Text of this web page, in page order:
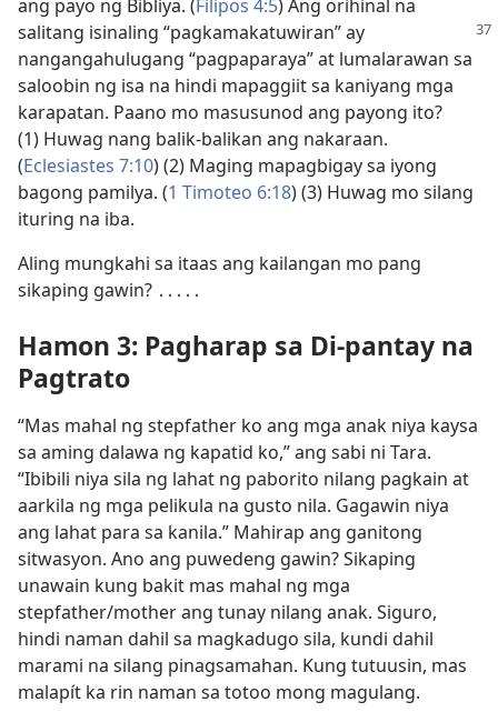
ang payo ng Bibliya. (Filipos 4:5) Ang orihinal na
salitang isinaling “pagkamakatuwiran” ay
nangangahulugang “pagpaparaya” at lumalarawan sa
saloobin ng isa na hindi mapaggiit sa kaniyang mga
karapatan. Paano mo masusunod ang payong ito?
(1) Huwag nang balik-balikan ang nakaraan.
(Eclesiastes 7:10) (2) Maging mapagbigay sa iyong
bagong pamilya. (1 Timoteo 6:18) (3) Huwag mo silang
ituring na iba.
Aling mungkahi sa itaas ang kailangan mo pang
sikaping gawin? ․․․․․
Hamon 3: Pagharap sa Di-pantay na
Pagtrato
“Mas mahal ng stepfather ko ang mga anak niya kaysa
sa aming dalawa ng kapatid ko,” ang sabi ni Tara.
“Ibibili niya sila ng lahat ng paborito nilang pagkain at
aarkila ng mga pelikula na gusto nila. Gagawin niya
ang lahat para sa kanila.” Mahirap ang ganitong
sitwasyon. Ano ang puwedeng gawin? Sikaping
unawain kung bakit mas mahal ng mga
stepfather/mother ang tunay nilang anak. Siguro,
hindi naman dahil sa magkadugo sila, kundi dahil
marami na silang pinagsamahan. Kung tutuusin, mas
malapít ka rin naman sa totoo mong magulang.